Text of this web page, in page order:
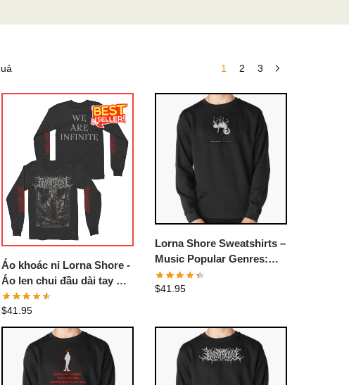
1 2 3
Áo khoác nỉ Lorna Shore -
Áo len chui đầu dài tay We
Are Infinite
$41.95
Lorna Shore Sweatshirts –
Music Popular Genres:
Deathcore Pullover
Sweatshirt
$41.95